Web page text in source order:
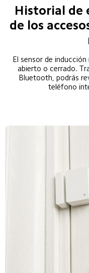
Historial de
de los
El sensor de
abierto o cerrado.
Bluetooth, podrás
teléfono